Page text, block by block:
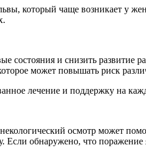
который чаще возникает у
состояния и снизить
может повышать риск
лечение и поддержку на
осмотр может
обнаружено, что